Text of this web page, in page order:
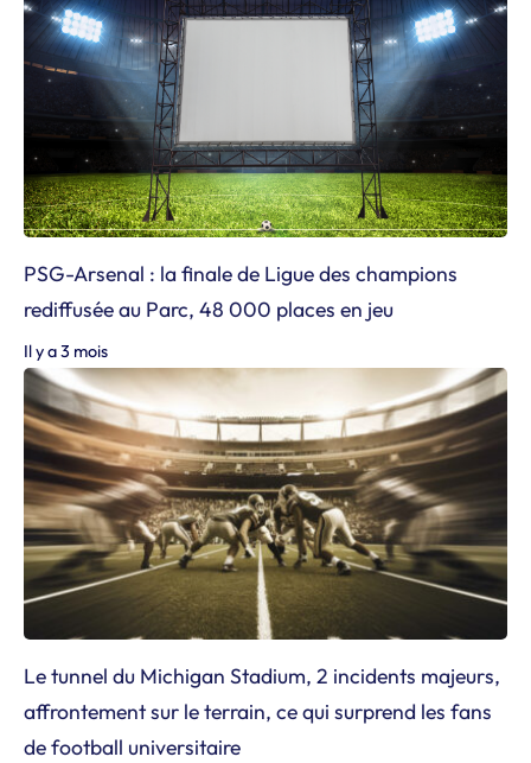
PSG-Arsenal : la finale de Ligue des champions
rediffusée au Parc, 48 000 places en jeu
Il y a 3 mois
Le tunnel du Michigan Stadium, 2 incidents majeurs,
affrontement sur le terrain, ce qui surprend les fans
de football universitaire